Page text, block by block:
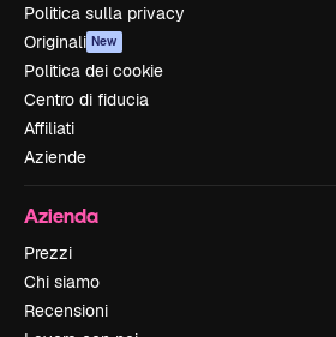
Politica sulla privacy
Originali New
Politica dei cookie
Centro di fiducia
Affiliati
Aziende
Azienda
Prezzi
Chi siamo
Recensioni